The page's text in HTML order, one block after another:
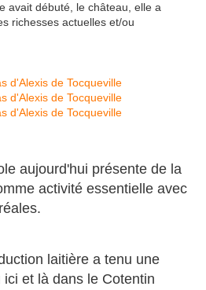
avait débuté, le château, elle a
richesses actuelles et/ou
aujourd'hui présente de la
activité essentielle avec
laitière a tenu une
et là dans le Cotentin